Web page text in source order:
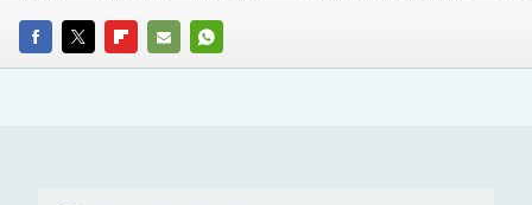
FACEBOOKTWITTERFLIPBOARD
E-
WHATSAPP